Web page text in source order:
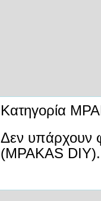
Κατηγορία
Δεν υπάρχουν
(MPAKAS DIY).